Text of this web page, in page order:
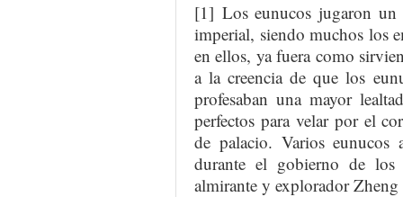
[1] Los eunucos jugaron un
imperial, siendo muchos los
en ellos, ya fuera como
a la creencia de que los
profesaban una mayor
perfectos para velar por el
de palacio. Varios eunucos
durante el gobierno de
almirante y explorador